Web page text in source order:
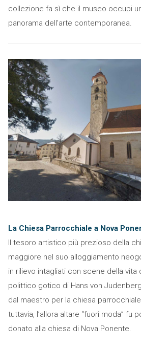
collezione fa sì che il museo occupi
panorama dell’arte contemporanea.
La Chiesa Parrocchiale a Nova
Il tesoro artistico più prezioso della
maggiore nel suo alloggiamento
in rilievo intagliati con scene della vita
polittico gotico di Hans von
dal maestro per la chiesa
tuttavia, l’allora altare “fuori moda” fu
donato alla chiesa di Nova Ponente.